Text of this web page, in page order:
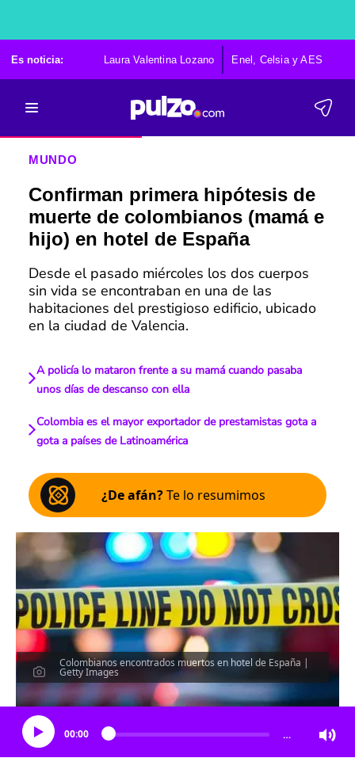
Es noticia: Laura Valentina Lozano Enel, Celsia y AES
MUNDO
Confirman primera hipótesis de
muerte de colombianos (mamá e
hijo) en hotel de España
Desde el pasado miércoles los dos cuerpos
sin vida se encontraban en una de las
habitaciones del prestigioso edificio, ubicado
en la ciudad de Valencia.
A policía lo mataron frente a su mamá cuando pasaba
unos días de descanso con ella
Colombia es el mayor exportador de prestamistas gota a
gota a países de Latinoamérica
¿De afán?Te lo resumimos
Colombianos encontrados muertos en hotel de España |
Getty Images
Escucha el artículo
00:00 …